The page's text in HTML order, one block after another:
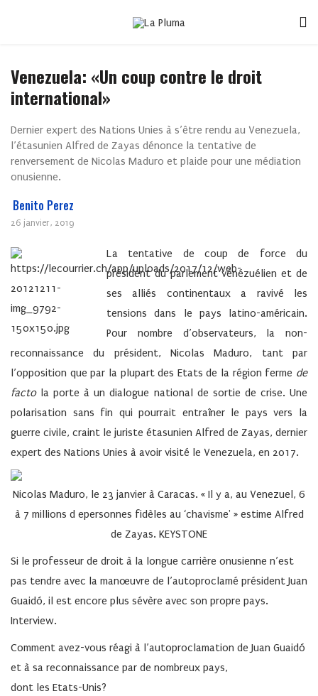
Venezuela: «Un coup contre le droit
international»
Dernier expert des Nations Unies à s’être rendu au Venezuela,
l’étasunien Alfred de Zayas dénonce la tentative de
renversement de Nicolas Maduro et plaide pour une médiation
onusienne.
Benito Perez
26 janvier, 2019
La tentative de coup de force du
président du parlement vénézuélien et de
ses alliés continentaux a ravivé les
tensions dans le pays latino-américain.
Pour nombre d’observateurs, la non-
reconnaissance du président, Nicolas Maduro, tant par
l’opposition que par la plupart des Etats de la région ferme de
factola porte à un dialogue national de sortie de crise. Une
polarisation sans fin qui pourrait entraîner le pays vers la
guerre civile, craint le juriste étasunien Alfred de Zayas, dernier
expert des Nations Unies à avoir visité le Venezuela, en 2017.
Nicolas Maduro, le 23 janvier à Caracas. « Il y a, au Venezuel, 6
à 7 millions d epersonnes fidèles au ‘chavisme' » estime Alfred
de Zayas. KEYSTONE
Si le professeur de droit à la longue carrière onusienne n’est
pas tendre avec la manœuvre de l’autoproclamé président Juan
Guaidó, il est encore plus sévère avec son propre pays.
Interview.
Comment avez-vous réagi à l’autoproclamation de Juan Guaidó
et à sa reconnaissance par de nombreux pays,
dont les Etats-Unis?